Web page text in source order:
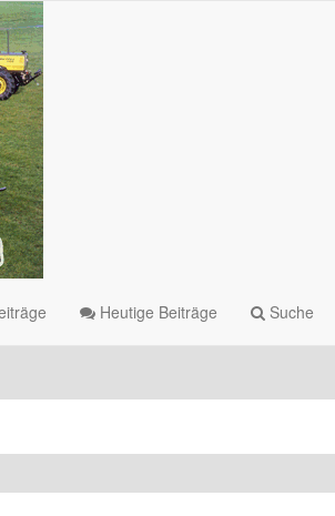
Heutige Beiträge Suche